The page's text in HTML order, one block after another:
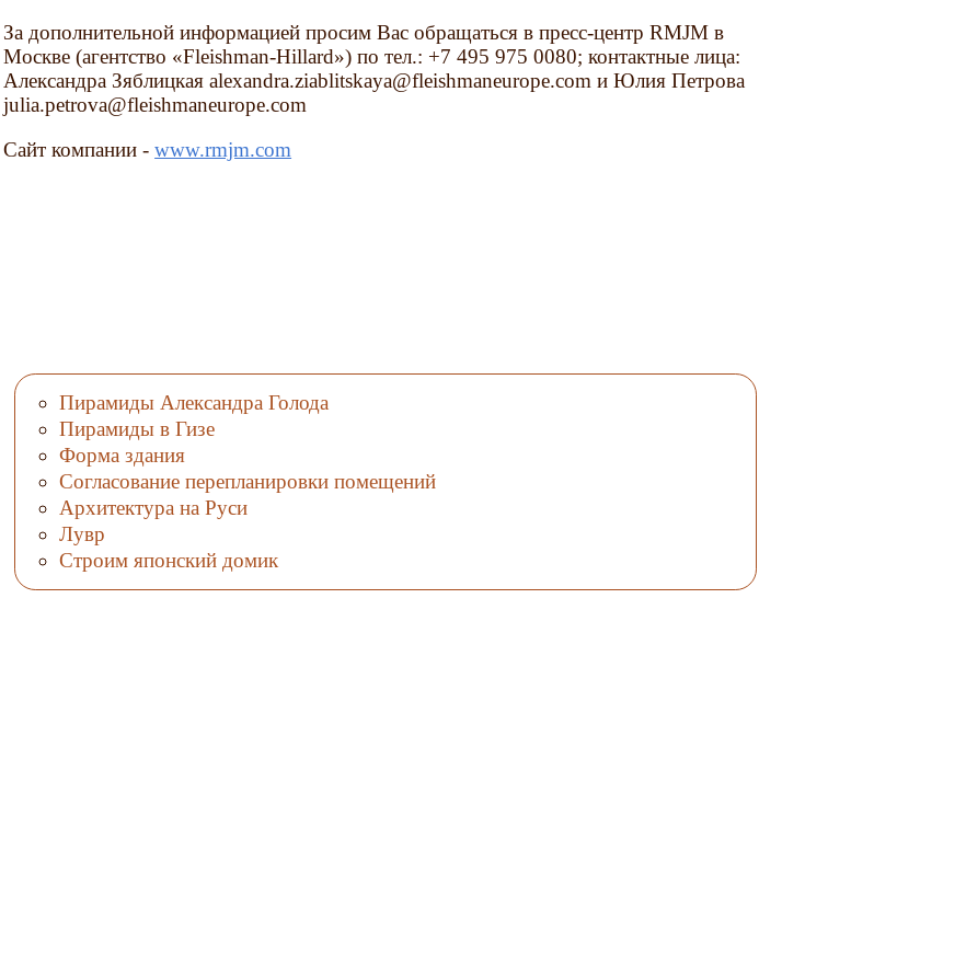
За дополнительной информацией просим Вас обращаться в пресс-центр RMJM в
Москве (агентство «Fleishman-Hillard») по тел.: +7 495 975 0080; контактные лица:
Александра Зяблицкая alexandra.ziablitskaya@fleishmaneurope.com и Юлия Петрова
julia.petrova@fleishmaneurope.com
Сайт компании -www.rmjm.com
Пирамиды Александра Голода
Пирамиды в Гизе
Форма здания
Согласование перепланировки помещений
Архитектура на Руси
Лувр
Строим японский домик